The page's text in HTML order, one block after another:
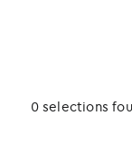
0 selections